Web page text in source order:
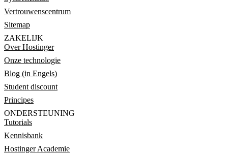
Vertrouwenscentrum
Sitemap
ZAKELIJK
Over Hostinger
Onze technologie
Blog (in Engels)
Student discount
Principes
ONDERSTEUNING
Tutorials
Kennisbank
Hostinger Academie